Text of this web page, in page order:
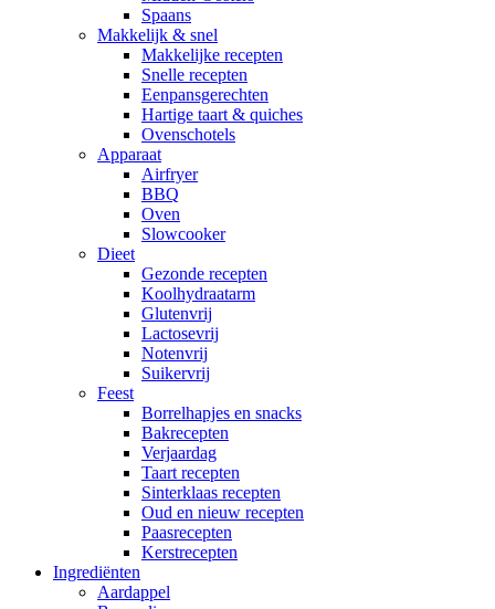
Spaans
Makkelijk & snel
Makkelijke recepten
Snelle recepten
Eenpansgerechten
Hartige taart & quiches
Ovenschotels
Apparaat
Airfryer
BBQ
Oven
Slowcooker
Dieet
Gezonde recepten
Koolhydraatarm
Glutenvrij
Lactosevrij
Notenvrij
Suikervrij
Feest
Borrelhapjes en snacks
Bakrecepten
Verjaardag
Taart recepten
Sinterklaas recepten
Oud en nieuw recepten
Paasrecepten
Kerstrecepten
Ingrediënten
Aardappel